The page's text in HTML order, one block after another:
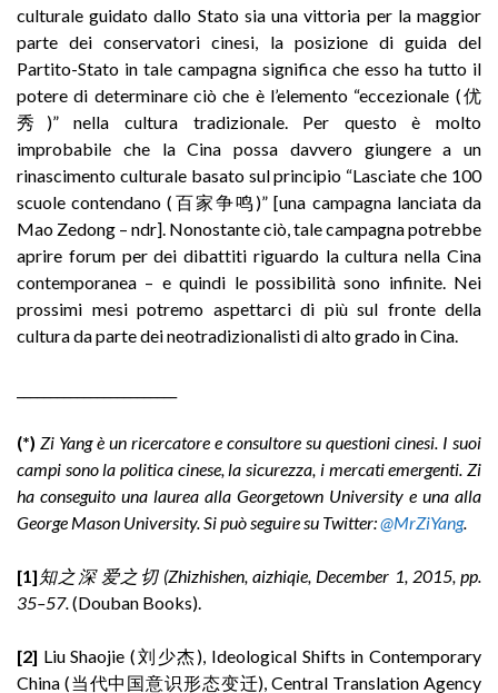
culturale guidato dallo Stato sia una vittoria per la maggior
parte dei conservatori cinesi, la posizione di guida del
Partito-Stato in tale campagna significa che esso ha tutto il
potere di determinare ciò che è l’elemento “eccezionale (优
秀)” nella cultura tradizionale. Per questo è molto
improbabile che la Cina possa davvero giungere a un
rinascimento culturale basato sul principio “Lasciate che 100
scuole contendano (百家争鸣)” [una campagna lanciata da
Mao Zedong – ndr]. Nonostante ciò, tale campagna potrebbe
aprire forum per dei dibattiti riguardo la cultura nella Cina
contemporanea – e quindi le possibilità sono infinite. Nei
prossimi mesi potremo aspettarci di più sul fronte della
cultura da parte dei neotradizionalisti di alto grado in Cina.
(*) Zi Yang è un ricercatore e consultore su questioni cinesi. I suoi
campi sono la politica cinese, la sicurezza, i mercati emergenti. Zi
ha conseguito una laurea alla Georgetown University e una alla
George Mason University. Si può seguire su Twitter:@MrZiYang.
[1] 知之深 爱之切(Zhizhishen, aizhiqie, December 1, 2015, pp.
35–57. (Douban Books).
[2] Liu Shaojie (刘少杰), Ideological Shifts in Contemporary
China (当代中国意识形态变迁), Central Translation Agency